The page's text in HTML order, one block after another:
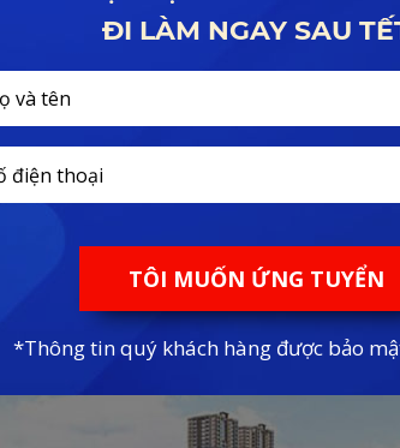
Bình Thuận
City thì xin mời quý khách xem đánh giá của Lê
nhiên ưu ái nhiều cảnh quan thiên nhiên vô